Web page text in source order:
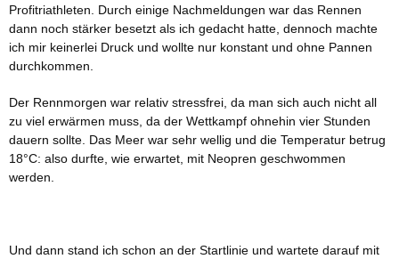
Profitriathleten. Durch einige Nachmeldungen war das Rennen
dann noch stärker besetzt als ich gedacht hatte, dennoch machte
ich mir keinerlei Druck und wollte nur konstant und ohne Pannen
durchkommen.
Der Rennmorgen war relativ stressfrei, da man sich auch nicht all
zu viel erwärmen muss, da der Wettkampf ohnehin vier Stunden
dauern sollte. Das Meer war sehr wellig und die Temperatur betrug
18°C: also durfte, wie erwartet, mit Neopren geschwommen
werden.
Und dann stand ich schon an der Startlinie und wartete darauf mit